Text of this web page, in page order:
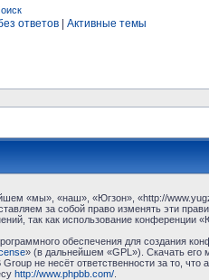
ответов Активные темы
«мы», «наш», «Югзон», «http://
за собой право изменять эти
так как использование
обеспечения для создания
» (в дальнейшем «GPL»). Скачать его
не несёт ответственности за то,
http://www.phpbb.com/.